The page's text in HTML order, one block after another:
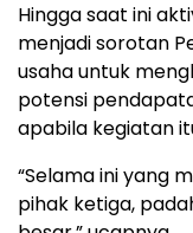
Hingga saat ini
menjadi sorotan
usaha untuk
potensi
apabila kegiatan
“Selama ini yang
pihak ketiga,